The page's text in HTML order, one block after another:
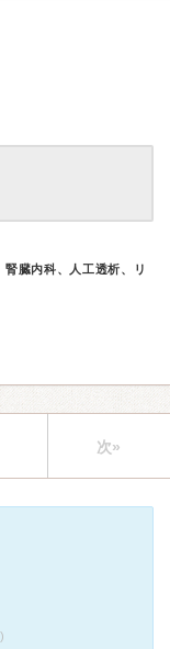
臓内科、人工透析、リ
次»